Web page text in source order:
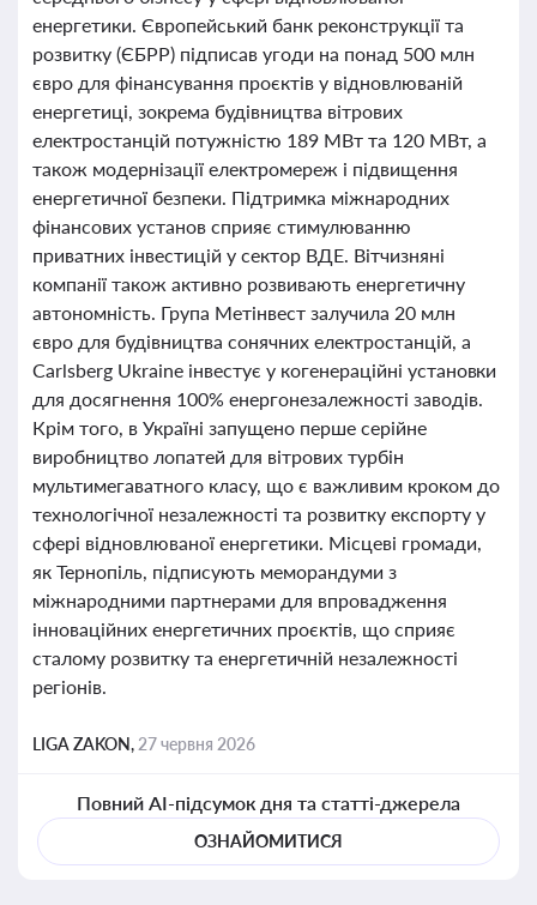
енергетики. Європейський банк реконструкції та
розвитку (ЄБРР) підписав угоди на понад 500 млн
євро для фінансування проєктів у відновлюваній
енергетиці, зокрема будівництва вітрових
електростанцій потужністю 189 МВт та 120 МВт, а
також модернізації електромереж і підвищення
енергетичної безпеки. Підтримка міжнародних
фінансових установ сприяє стимулюванню
приватних інвестицій у сектор ВДЕ. Вітчизняні
компанії також активно розвивають енергетичну
автономність. Група Метінвест залучила 20 млн
євро для будівництва сонячних електростанцій, а
Carlsberg Ukraine інвестує у когенераційні установки
для досягнення 100% енергонезалежності заводів.
Крім того, в Україні запущено перше серійне
виробництво лопатей для вітрових турбін
мультимегаватного класу, що є важливим кроком до
технологічної незалежності та розвитку експорту у
сфері відновлюваної енергетики. Місцеві громади,
як Тернопіль, підписують меморандуми з
міжнародними партнерами для впровадження
інноваційних енергетичних проєктів, що сприяє
сталому розвитку та енергетичній незалежності
регіонів.
LIGA ZAKON, 27 червня 2026
Повний AI-підсумок дня та статті-джерела
ОЗНАЙОМИТИСЯ